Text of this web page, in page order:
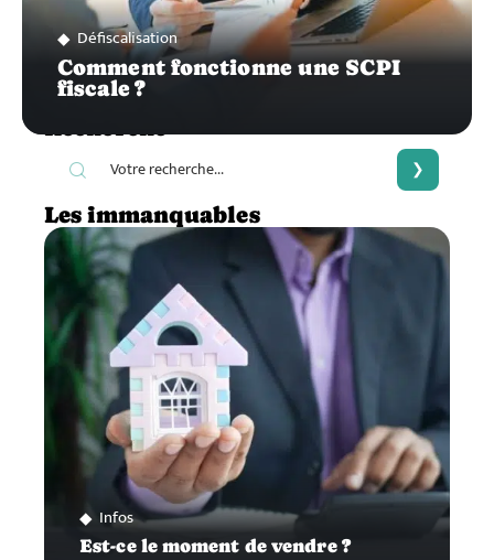
Défiscalisation
Comment fonctionne une SCPI
fiscale ?
Recherche
Les immanquables
Infos
Est-ce le moment de vendre ?